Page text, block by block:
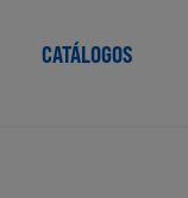
CATÁLOGOS